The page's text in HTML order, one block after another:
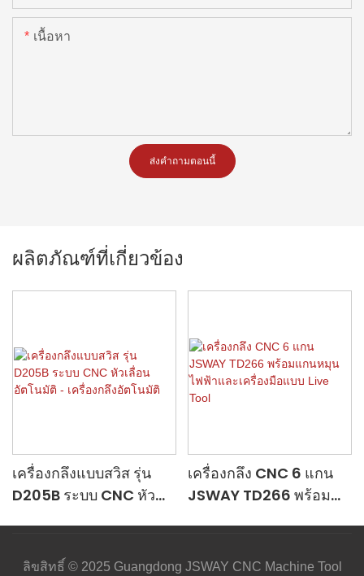
เนื้อหา
ส่งคำถามตอนนี้
ผลิตภัณฑ์ที่เกี่ยวข้อง
เครื่องกลึงแบบสวิส รุ่น
D205B ระบบ CNC หัว
เครื่องกลึง CNC 6 แกน
JSWAY TD266 พร้อม
ลิขสิทธิ์ © 2025 Guangdong JSWAY CNC Machine Tool